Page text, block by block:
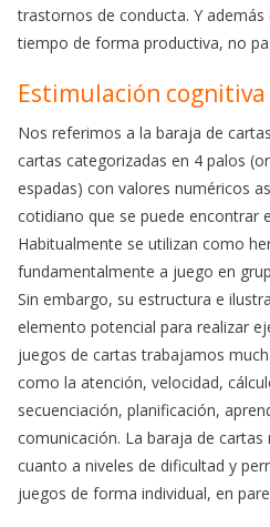
trastornos de conducta. Y
tiempo de forma productiva, no
Estimulación cognitiva
Nos referimos a la baraja de
cartas categorizadas en 4 palos
espadas) con valores numéricos
cotidiano que se puede encontrar
Habitualmente se utilizan como
fundamentalmente a juego en
Sin embargo, su estructura e
elemento potencial para realizar
juegos de cartas trabajamos
como la atención, velocidad,
secuenciación, planificación,
comunicación. La baraja de
cuanto a niveles de dificultad y
juegos de forma individual, en